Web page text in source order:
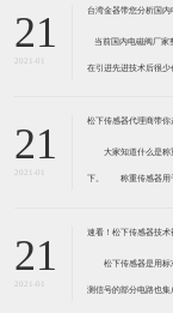
21
2021-01
台湾金器带您分析国内
当前国内电磁阀厂家
在引进先进技术后很
21
2021-01
松下传感器代理商带你
大家知道什么是称重
下。 称重传感器用于
带有应变片的弹性体组
21
2021-01
速看！松下传感器技术
松下传感器是用标准
测信号的部分电路也